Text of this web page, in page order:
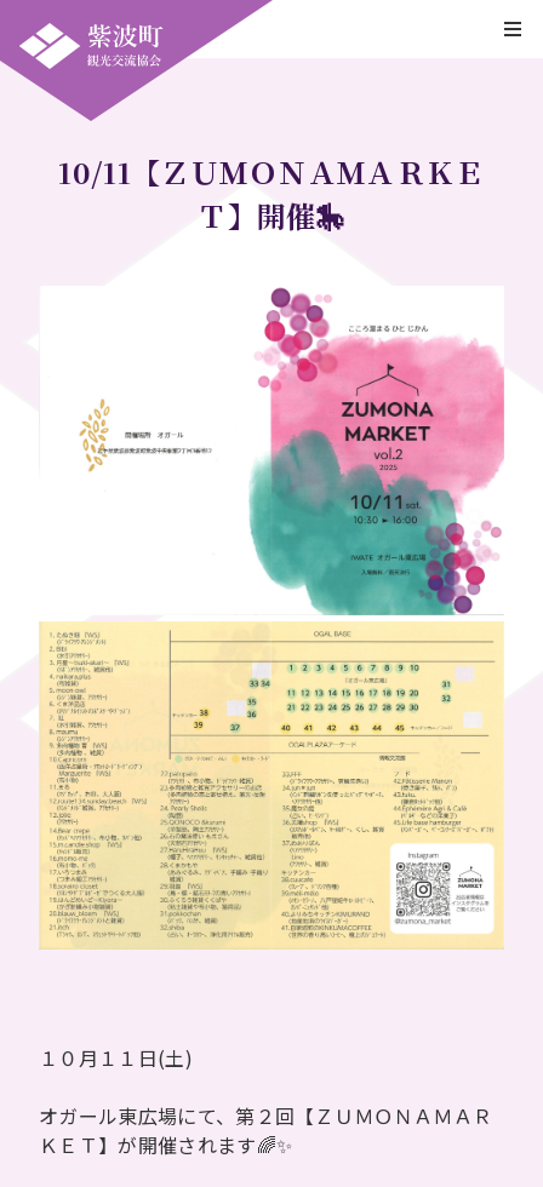
10/11【ＺＵＭＯＮＡＭＡＲＫＥ
Ｔ】開催🎠
１０月１１日(土)
オガール東広場にて、第２回【ＺＵＭＯＮＡＭＡＲ
ＫＥＴ】が開催されます🌈✨